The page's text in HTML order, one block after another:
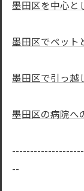
墨田区を中心と
墨田区でペット
墨田区で引っ越
墨田区の病院へ
--